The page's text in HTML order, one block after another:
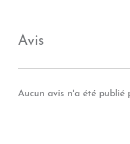
Avis
Aucun avis n'a été publié